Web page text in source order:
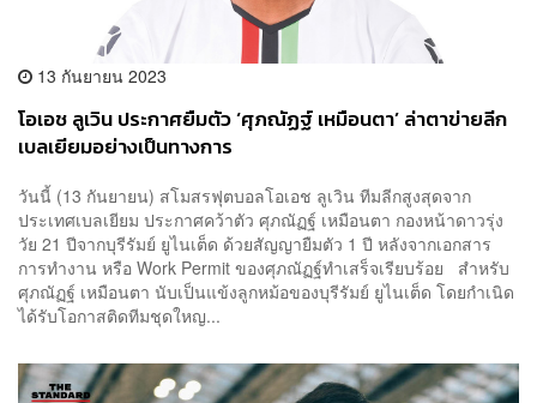
13 กันยายน 2023
โอเอช ลูเวิน ประกาศยืมตัว ‘ศุภณัฏฐ์ เหมือนตา’ ล่าตาข่ายลีก
เบลเยียมอย่างเป็นทางการ
วันนี้ (13 กันยายน) สโมสรฟุตบอลโอเอช ลูเวิน ทีมลีกสูงสุดจาก
ประเทศเบลเยียม ประกาศคว้าตัว ศุภณัฏฐ์ เหมือนตา กองหน้าดาวรุ่ง
วัย 21 ปีจากบุรีรัมย์ ยูไนเต็ด ด้วยสัญญายืมตัว 1 ปี หลังจากเอกสาร
การทำงาน หรือ Work Permit ของศุภณัฏฐ์ทำเสร็จเรียบร้อย สำหรับ
ศุภณัฏฐ์ เหมือนตา นับเป็นแข้งลูกหม้อของบุรีรัมย์ ยูไนเต็ด โดยกำเนิด
ได้รับโอกาสติดทีมชุดใหญ...